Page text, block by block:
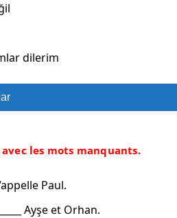
dilerim
les mots manquants.
Paul.
Ayşe et Orhan.